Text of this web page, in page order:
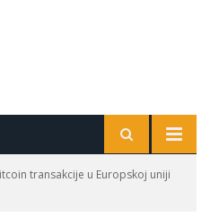
transakcije u Europskoj uniji